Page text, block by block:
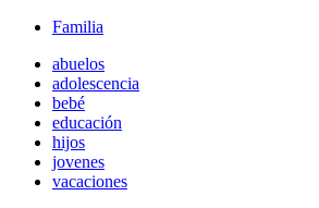
Familia
abuelos
adolescencia
bebé
educación
hijos
jovenes
vacaciones